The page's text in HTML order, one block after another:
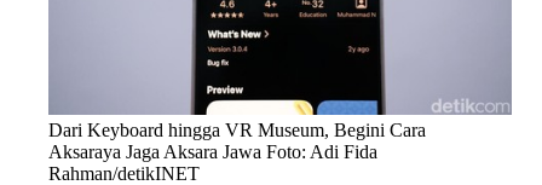
Dari Keyboard hingga VR Museum, Begini Cara
Aksaraya Jaga Aksara Jawa Foto: Adi Fida
Rahman/detikINET